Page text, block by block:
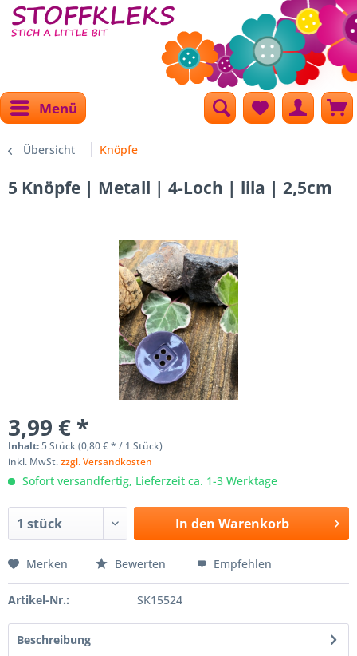
Menü
Übersicht Knöpfe
5 Knöpfe | Metall | 4-Loch | lila | 2,5cm
3,99 € *
Inhalt:5 Stück (0,80 € * / 1 Stück)
inkl. MwSt.zzgl. Versandkosten
Sofort versandfertig, Lieferzeit ca. 1-3 Werktage
In den Warenkorb
Merken Bewerten Empfehlen
Artikel-Nr.: SK15524
Beschreibung